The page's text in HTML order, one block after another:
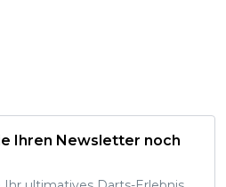
Ihren Newsletter noch